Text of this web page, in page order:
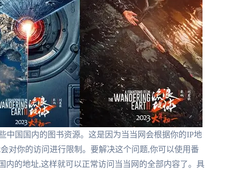
中国国内的图书资源。这是因为当当网会根据你的IP地
对你的访问进行限制。要解决这个问题,你可以使用番
内的地址,这样就可以正常访问当当网的全部内容了。具